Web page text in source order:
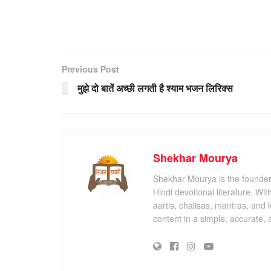
Previous Post
मुझे दो बातें अच्छी लगती है श्याम भजन लिरिक्स
Shekhar Mourya
Shekhar Mourya is the
Hindi devotional literature.
aartis, chalisas, mantras, and
content in a simple, accurate,